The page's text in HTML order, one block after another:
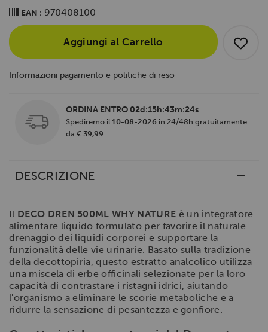
EAN : 970408100
Aggiungi al Carrello
Informazioni pagamento e politiche di reso
ORDINA ENTRO 02d:15h:43m:23s
Spediremo il 10-08-2026 in 24/48h gratuitamente
da € 39,99
DESCRIZIONE
Il DECO DREN 500ML WHY NATURE è un integratore
alimentare liquido formulato per favorire il naturale
drenaggio dei liquidi corporei e supportare la
funzionalità delle vie urinarie. Basato sulla tradizione
della decottopiria, questo estratto analcolico utilizza
una miscela di erbe officinali selezionate per la loro
capacità di contrastare i ristagni idrici, aiutando
l'organismo a eliminare le scorie metaboliche e a
ridurre la sensazione di pesantezza e gonfiore.